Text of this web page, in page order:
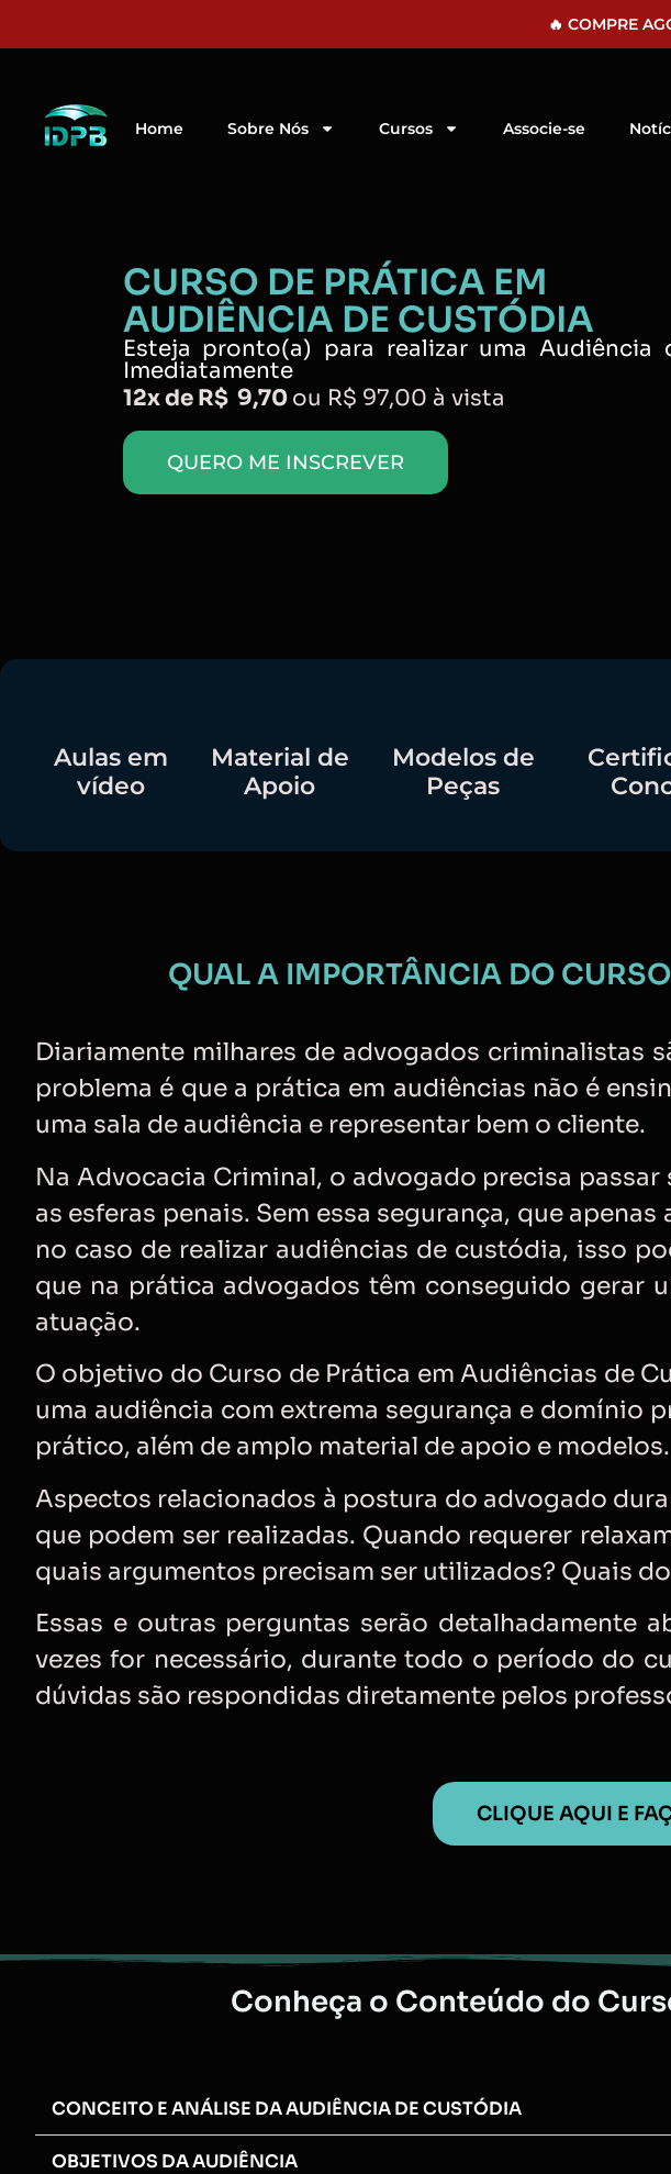
🔥 COMPRE
Home Sobre Nós Cursos Associe-se
CURSO DE PRÁTICA EM
AUDIÊNCIA DE CUSTÓDIA
Esteja pronto(a) para realizar uma Audiência
Imediatamente​
12x de R$ 9,70 ou R$ 97,00 à vista
QUERO ME INSCREVER
Aulas em
vídeo
Material de
Apoio
Modelos de
Peças
CLIQUE AQUI E
QUAL A IMPORTÂNCIA DO
Diariamente milhares de advogados criminalistas
problema é que a prática em audiências não é
uma sala de audiência e representar bem o cliente.
Na Advocacia Criminal, o advogado precisa
as esferas penais. Sem essa segurança, que
no caso de realizar audiências de custódia, isso
que na prática advogados têm conseguido gerar
atuação.
O objetivo do Curso de Prática em Audiências de
uma audiência com extrema segurança e domínio
prático, além de amplo material de apoio e modelos.
Aspectos relacionados à postura do advogado
que podem ser realizadas. Quando requerer
quais argumentos precisam ser utilizados? Quais
Essas e outras perguntas serão detalhadamente
vezes for necessário, durante todo o período do
dúvidas são respondidas diretamente pelos
Conheça o Conteúdo do
CONCEITO E ANÁLISE DA AUDIÊNCIA DE CUSTÓDIA
OBJETIVOS DA AUDIÊNCIA